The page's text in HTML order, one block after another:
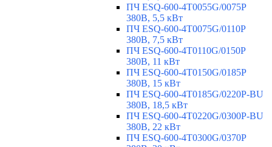
ПЧ ESQ-600-4T0055G/0075P
380В, 5,5 кВт
ПЧ ESQ-600-4T0075G/0110P
380В, 7,5 кВт
ПЧ ESQ-600-4T0110G/0150P
380В, 11 кВт
ПЧ ESQ-600-4T0150G/0185P
380В, 15 кВт
ПЧ ESQ-600-4T0185G/0220P-BU
380В, 18,5 кВт
ПЧ ESQ-600-4T0220G/0300P-BU
380В, 22 кВт
ПЧ ESQ-600-4T0300G/0370P